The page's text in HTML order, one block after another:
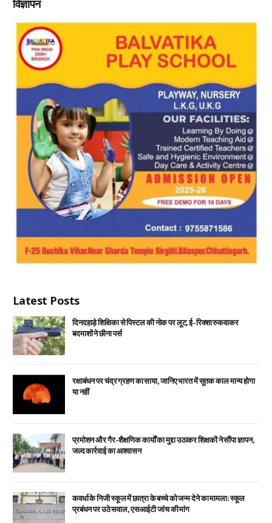
विज्ञापन
Latest Posts
दिनदहाड़े शिक्षिका से पिस्टल की नोक पर लूट, ई-रिक्शा रुकवाकर
बदमाशों ने छीना पर्स
रक्षाबंधन पर चंद्र ग्रहण का साया, जानिए भारत में सूतक काल मान्य होगा
या नहीं
प्रमोशन और गैर-शैक्षणिक कार्यों का मुद्दा उठाकर शिक्षकों ने सौंपा ज्ञापन,
जल्द कार्रवाई का आश्वासन
कवर्धा के निजी स्कूल में छात्रा के बच्चे को जन्म देने का मामला: स्कूल
प्रबंधन पर उठे सवाल, एसआईटी जांच की मांग